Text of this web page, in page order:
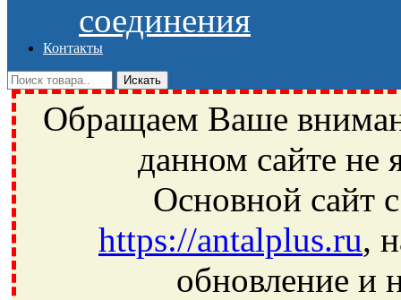
соединения
Контакты
Обращаем Ваше
данном сайте не
Основной сайт
https://antalplus.ru,
обновление и